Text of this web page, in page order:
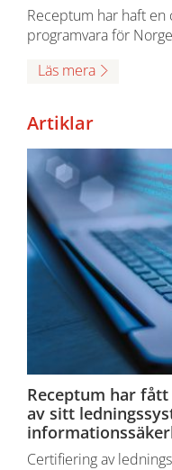
Receptum har haft
programvara för
Läs mera
Artiklar
Receptum har
av sitt
Certifiering av